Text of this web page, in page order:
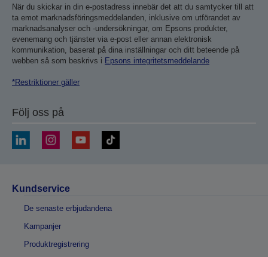
När du skickar in din e-postadress innebär det att du samtycker till att
ta emot marknadsföringsmeddelanden, inklusive om utförandet av
marknadsanalyser och -undersökningar, om Epsons produkter,
evenemang och tjänster via e-post eller annan elektronisk
kommunikation, baserat på dina inställningar och ditt beteende på
webben så som beskrivs i Epsons integritetsmeddelande
*Restriktioner gäller
Följ oss på
Kundservice
De senaste erbjudandena
Kampanjer
Produktregistrering